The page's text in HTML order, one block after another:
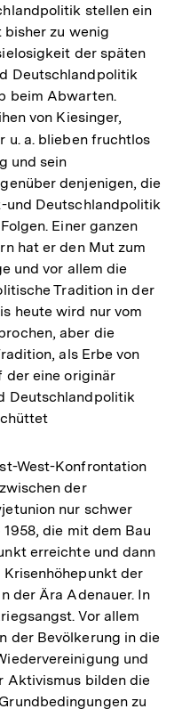
stellen ein
bisher zu wenig
der späten
Deutschlandpolitik
beim Abwarten.
von Kiesinger,
u. a. blieben fruchtlos
der
und sein
denjenigen, die
und Deutschlandpolitik
Einer ganzen
hat er den Mut zum
und vor allem die
Tradition in der
heute wird nur vom
aber die
als Erbe von
der eine originär
Deutschlandpolitik
West-Konfrontation
der
nur schwer
die mit dem Bau
erreichte und dann
der
der Ära Adenauer. In
Vor allem
der Bevölkerung in die
und
Aktivismus bilden die
zu